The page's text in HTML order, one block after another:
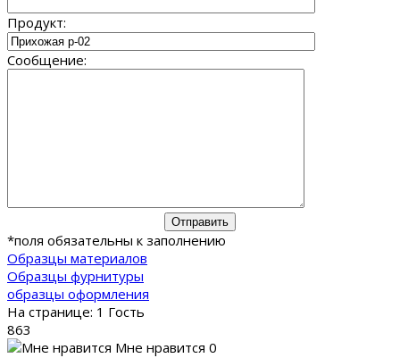
Продукт:
Сообщение:
*поля обязательны к заполнению
Образцы материалов
Образцы фурнитуры
образцы оформления
На странице: 1 Гость
863
Мне нравится 0